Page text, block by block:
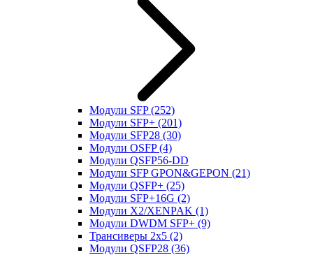
Модули SFP(252)
Модули SFP+ (201)
Модули SFP28 (30)
Модули OSFP(4)
Модули QSFP56-DD
Модули SFP GPON&GEPON (21)
Модули QSFP+ (25)
Модули SFP+16G (2)
Модули X2/XENPAK (1)
Модули DWDM SFP+ (9)
Трансиверы 2x5 (2)
Модули QSFP28 (36)